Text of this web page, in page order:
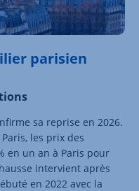
parisien
sa reprise en 2026.
les prix des
en un an à Paris pour
intervient après
en 2022 avec la